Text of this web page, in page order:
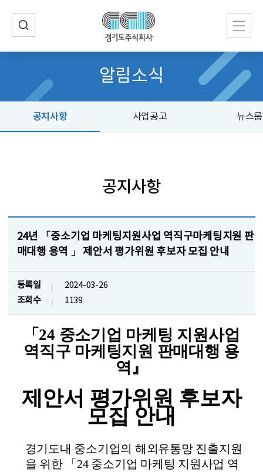
알림소식
공지사항 사업공고 뉴스룸
공지사항
24년 「중소기업 마케팅지원사업 역직구마케팅지원 판
매대행 용역 」 제안서 평가위원 후보자 모집 안내
등록일
2024-03-26
조회수
1139
「 24 중소기업 마케팅 지원사업
역직구 마케팅지원 판매대행 용
역 』
제안서 평가위원 후보자
모집 안내
경기도내 중소기업의 해외유통망 진출지원
을 위한
「 24 중소기업 마케팅 지원사업 역